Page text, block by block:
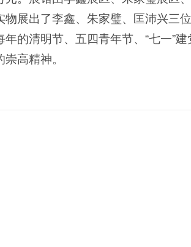
物展出了李鑫、朱家璧、匡沛兴三
年的清明节、 五四青年节、“七一”
崇高精神。